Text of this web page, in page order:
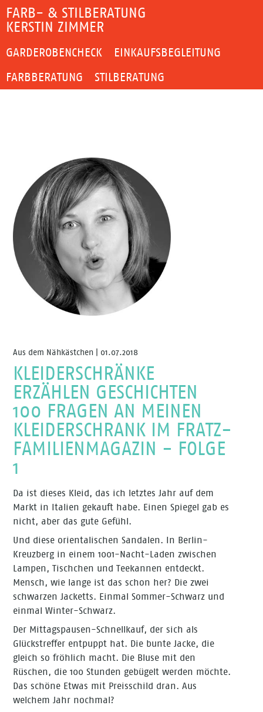
FARB- & STILBERATUNG
KERSTIN ZIMMER
GARDEROBENCHECK
EINKAUFSBEGLEITUNG
FARBBERATUNG
STILBERATUNG
Aus dem Nähkästchen | 01.07.2018
KLEIDERSCHRÄNKE
ERZÄHLEN GESCHICHTEN
100 FRAGEN AN MEINEN
KLEIDERSCHRANK IM FRATZ-
FAMILIENMAGAZIN - FOLGE
1
Da ist dieses Kleid, das ich letztes Jahr auf dem
Markt in Italien gekauft habe. Einen Spiegel gab es
nicht, aber das gute Gefühl.
Und diese orientalischen Sandalen. In Berlin-
Kreuzberg in einem 1001-Nacht-Laden zwischen
Lampen, Tischchen und Teekannen entdeckt.
Mensch, wie lange ist das schon her? Die zwei
schwarzen Jacketts. Einmal Sommer-Schwarz und
einmal Winter-Schwarz.
Der Mittagspausen-Schnellkauf, der sich als
Glückstreffer entpuppt hat. Die bunte Jacke, die
gleich so fröhlich macht. Die Bluse mit den
Rüschen, die 100 Stunden gebügelt werden möchte.
Das schöne Etwas mit Preisschild dran. Aus
welchem Jahr nochmal?